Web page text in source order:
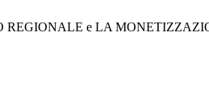
REGIONALE e LA